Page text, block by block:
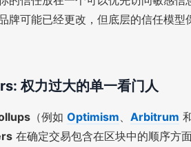
牌可能已经更改，但底层的信任模型
: 权力过大的单一看门人
（例如 Optimism Arbitrum
在确定交易包含在区块中的顺序方